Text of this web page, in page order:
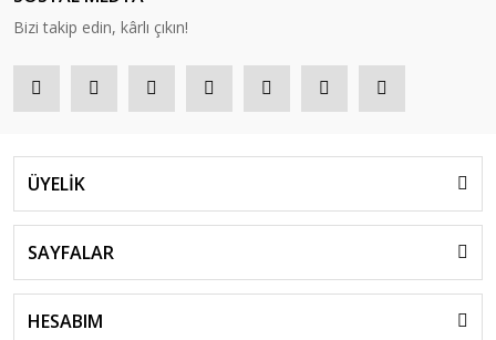
Bizi takip edin, kârlı çıkın!
ÜYELİK
SAYFALAR
HESABIM